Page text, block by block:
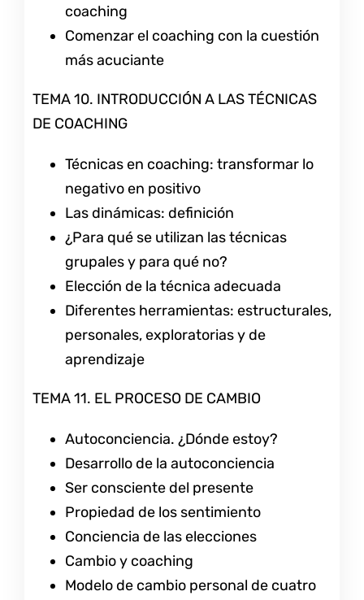
coaching
Comenzar el coaching con la cuestión
más acuciante
TEMA 10. INTRODUCCIÓN A LAS TÉCNICAS
DE COACHING
Técnicas en coaching: transformar lo
negativo en positivo
Las dinámicas: definición
¿Para qué se utilizan las técnicas
grupales y para qué no?
Elección de la técnica adecuada
Diferentes herramientas: estructurales,
personales, exploratorias y de
aprendizaje
TEMA 11. EL PROCESO DE CAMBIO
Autoconciencia. ¿Dónde estoy?
Desarrollo de la autoconciencia
Ser consciente del presente
Propiedad de los sentimiento
Conciencia de las elecciones
Cambio y coaching
Modelo de cambio personal de cuatro